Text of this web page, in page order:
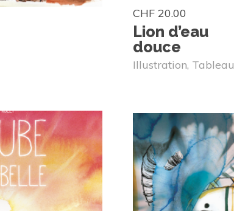
CHF 20.00
Lion d’eau
douce
Illustration, Tableau